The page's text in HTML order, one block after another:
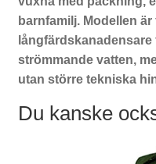
barnfamilj. Modellen
strömmande vatten,
utan större tekniska
Du kanske